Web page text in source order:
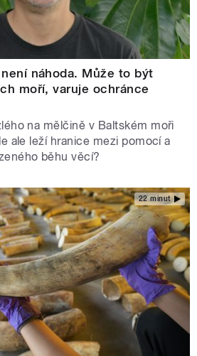
náhoda. Může to být
moří, varuje ochránce
na mělčině v Baltském moři
ale leží hranice mezi pomocí a
běhu věcí?
22 minut